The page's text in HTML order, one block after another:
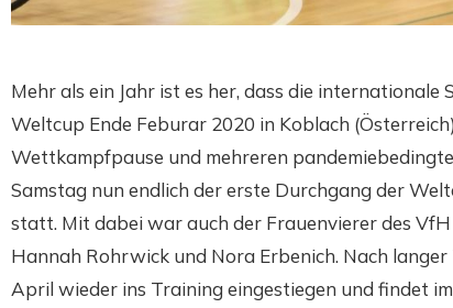
Mehr als ein Jahr ist es her, dass die
Weltcup Ende Feburar 2020 in Koblach
Wettkampfpause und mehreren
Samstag nun endlich der erste Durchgang der
statt. Mit dabei war auch der Frauenvierer des
Hannah Rohrwick und Nora Erbenich. Nach
April wieder ins Training eingestiegen und findet